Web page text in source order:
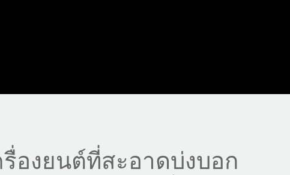
รื่องยนต์ที่สะอาดบ่งบอก